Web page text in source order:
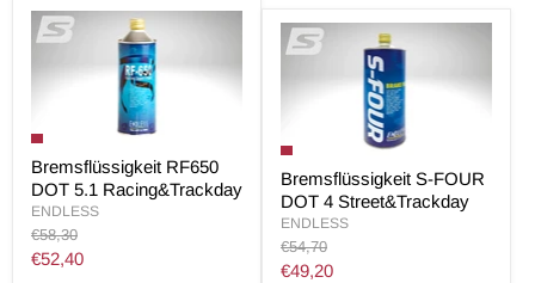
Bremsflüssigkeit RF650
DOT 5.1 Racing&Trackday
ENDLESS
Original
Preis
€58,30
Aktueller
€52,40
Bremsflüssigkeit S-FOUR
DOT 4 Street&Trackday
ENDLESS
Original
Preis
€54,70
Aktueller
€49,20